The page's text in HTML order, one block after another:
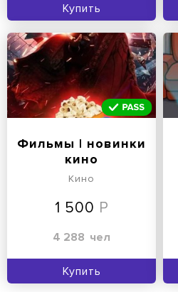
Купить
Фильмы | новинки
кино
Кино
1 500
4 288 чел
Купить